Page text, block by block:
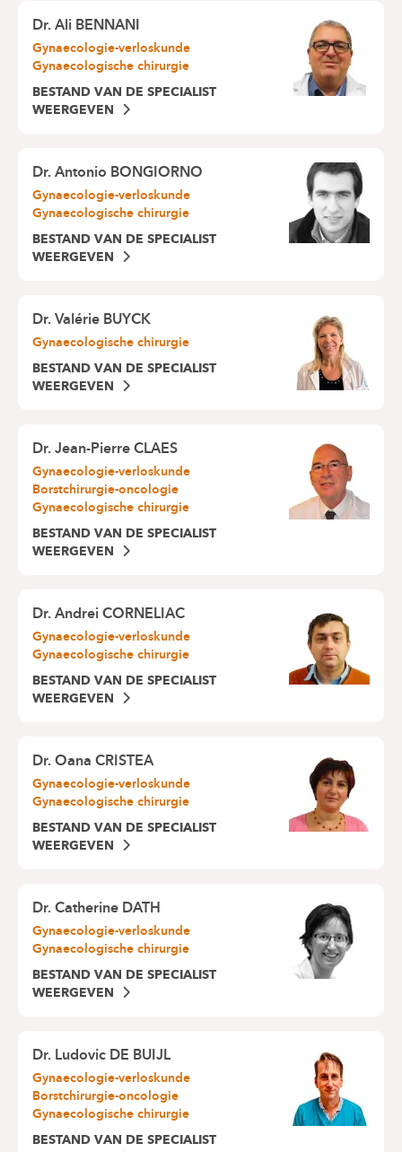
Dr.Ali BENNANI
Gynaecologie-verloskunde
Gynaecologische chirurgie
BESTAND VAN DE SPECIALIST
WEERGEVEN
Dr.Antonio BONGIORNO
Gynaecologie-verloskunde
Gynaecologische chirurgie
BESTAND VAN DE SPECIALIST
WEERGEVEN
Dr.Valérie BUYCK
Gynaecologische chirurgie
BESTAND VAN DE SPECIALIST
WEERGEVEN
Dr.Jean-Pierre CLAES
Gynaecologie-verloskunde
Borstchirurgie-oncologie
Gynaecologische chirurgie
BESTAND VAN DE SPECIALIST
WEERGEVEN
Dr.Andrei CORNELIAC
Gynaecologie-verloskunde
Gynaecologische chirurgie
BESTAND VAN DE SPECIALIST
WEERGEVEN
Dr.Oana CRISTEA
Gynaecologie-verloskunde
Gynaecologische chirurgie
BESTAND VAN DE SPECIALIST
WEERGEVEN
Dr.Catherine DATH
Gynaecologie-verloskunde
Gynaecologische chirurgie
BESTAND VAN DE SPECIALIST
WEERGEVEN
Dr.Ludovic DE BUIJL
Gynaecologie-verloskunde
Borstchirurgie-oncologie
Gynaecologische chirurgie
BESTAND VAN DE SPECIALIST